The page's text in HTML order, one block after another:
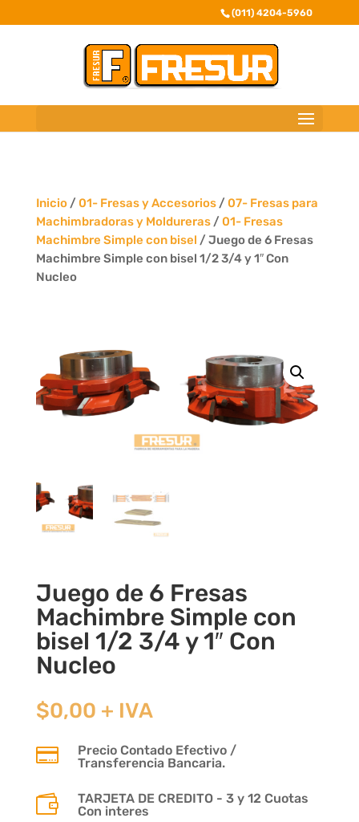
(011) 4204-5960
Inicio/ 01- Fresas y Accesorios/ 07- Fresas para
Machimbradoras y Moldureras/ 01- Fresas
Machimbre Simple con bisel / Juego de 6 Fresas
Machimbre Simple con bisel 1/2 3/4 y 1″ Con
Nucleo
Juego de 6 Fresas
Machimbre Simple con
bisel 1/2 3/4 y 1″ Con
Nucleo
$0,00 + IVA

Precio Contado Efectivo /
Transferencia Bancaria.

TARJETA DE CREDITO - 3 y 12 Cuotas
Con interes